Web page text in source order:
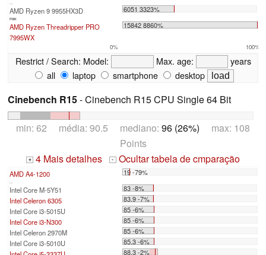
AMD Ryzen 9 9955HX3D 6051 3323%
max:
AMD Ryzen Threadripper PRO
7995WX
15842 8860%
0% 100%
Restrict / Search: Model: Max. age:
years
all
laptop smartphone desktop
Cinebench R15- Cinebench R15 CPU Single 64 Bit
min: 62 média: 90.5 mediano: 96 (26%) max: 108
Points
+ 4 Mais detalhes - Ocultar tabela de cmparação
AMD A4-1200 19 -79%
...
Intel Core M-5Y51
83 -8%
Intel Celeron 6305
83.9 -7%
Intel Core i3-5015U
85 -6%
Intel Core i3-N300
85 -6%
Intel Celeron 2970M
85 -6%
Intel Core i3-5010U
85.3 -6%
88.3 -2%